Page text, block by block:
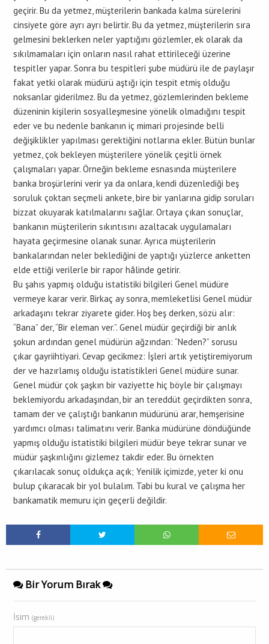
geçirir. Bu da yetmez, müşterilerin bankada kalma sürelerini
cinsiyete göre ayrı ayrı belirtir. Bu da yetmez, müşterilerin sıra
gelmesini beklerken neler yaptığını gözlemler, ek olarak da
sıkılmamaları için onların nasıl rahat ettirileceği üzerine
tespitler yapar. Sonra bu tespitleri şube müdürü ile de paylaşır
fakat yetki olarak müdürü aştığı için tespit etmiş olduğu
noksanlar giderilmez. Bu da yetmez, gözlemlerinden bekleme
düzeninin kişilerin sosyalleşmesine yönelik olmadığını tespit
eder ve bu nedenle bankanın iç mimari projesinde belli
değişiklikler yapılması gerektiğini notlarına ekler. Bütün bunlar
yetmez, çok bekleyen müşterilere yönelik çeşitli örnek
çalışmaları yapar. Örneğin bekleme esnasında müşterilere
banka broşürlerini verir ya da onlara, kendi düzenlediği beş
soruluk çoktan seçmeli ankete, bire bir yanlarına gidip soruları
bizzat okuyarak katılmalarını sağlar. Ortaya çıkan sonuçlar,
bankanın müşterilerin sıkıntısını azaltacak uygulamaları
hayata geçirmesine olanak sunar. Ayrıca müşterilerin
bankalarından neler beklediğini de yaptığı yüzlerce anketten
elde ettiği verilerle bir rapor hâlinde getirir.
Bu şahıs yapmış olduğu istatistiki bilgileri Genel müdüre
vermeye karar verir. Birkaç ay sonra, memleketlisi Genel müdür
arkadaşını tekrar ziyarete gider. Hoş beş derken, sözü alır:
“Bana” der, “Bir eleman ver.”. Genel müdür geçirdiği bir anlık
şokun ardından genel müdürün ağzından: “Neden?” sorusu
çıkar gayriihtiyari. Cevap gecikmez: İşleri artık yetiştiremiyorum
der ve hazırlamış olduğu istatistikleri Genel müdüre sunar.
Genel müdür çok şaşkın bir vaziyette hiç böyle bir çalışmayı
beklemiyordu arkadaşından, bir an tereddüt geçirdikten sonra,
tamam der ve çalıştığı bankanın müdürünü arar, hemşerisine
yardımcı olması talimatını verir. Banka müdürüne döndüğünde
yapmış olduğu istatistiki bilgileri müdür beye tekrar sunar ve
müdür şaşkınlığını gizlemez takdir eder. Bu örnekten
çıkarılacak sonuç oldukça açık; Yenilik içimizde, yeter ki onu
bulup çıkaracak bir yol bulalım. Tabi bu kural ve çalışma her
bankamatik memuru için geçerli değildir.
Bir Yorum Bırak
İsim (gerekli)